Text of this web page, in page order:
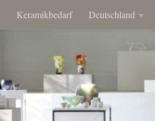
Keramikbedarf Deutschland